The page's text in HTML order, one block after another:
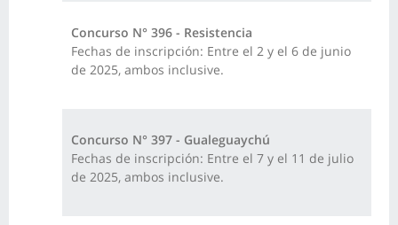
Concurso N° 396 - Resistencia
Fechas de inscripción: Entre el 2 y el 6 de junio
de 2025, ambos inclusive.
Concurso N° 397 - Gualeguaychú
Fechas de inscripción: Entre el 7 y el 11 de julio
de 2025, ambos inclusive.